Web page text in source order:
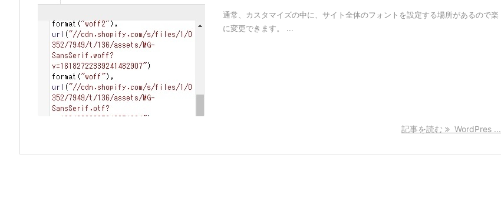
通常、カスタマイズの中に、サイト全体のフォントを設定する場所があるので楽
に変更できます。 ...
記事を読む WordPres ...